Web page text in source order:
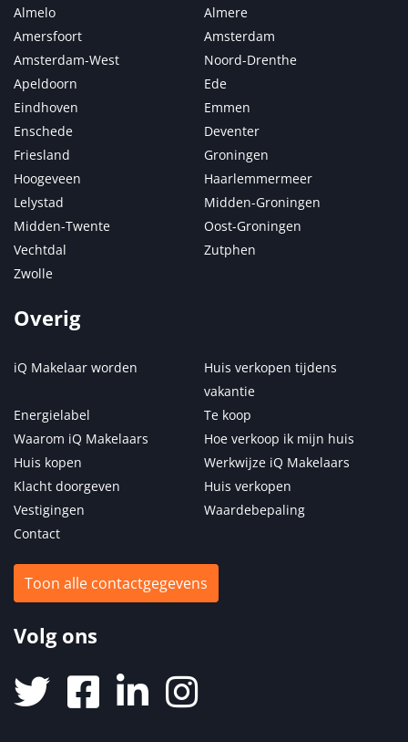
Almelo
Almere
Amersfoort
Amsterdam
Amsterdam-West
Noord-Drenthe
Apeldoorn
Ede
Eindhoven
Emmen
Enschede
Deventer
Friesland
Groningen
Hoogeveen
Haarlemmermeer
Lelystad
Midden-Groningen
Midden-Twente
Oost-Groningen
Vechtdal
Zutphen
Zwolle
Overig
iQ Makelaar worden
Huis verkopen tijdens
vakantie
Energielabel
Te koop
Waarom iQ Makelaars
Hoe verkoop ik mijn huis
Huis kopen
Werkwijze iQ Makelaars
Klacht doorgeven
Huis verkopen
Vestigingen
Waardebepaling
Contact
Toon alle contactgegevens
Volg ons